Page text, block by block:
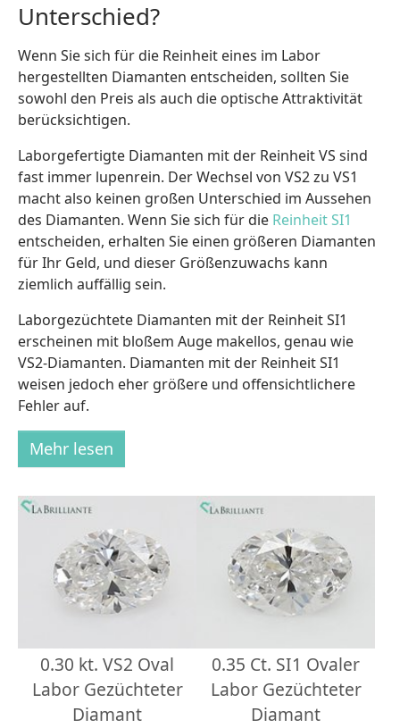
Unterschied?
Wenn Sie sich für die Reinheit eines im Labor
hergestellten Diamanten entscheiden, sollten Sie
sowohl den Preis als auch die optische Attraktivität
berücksichtigen.
Laborgefertigte Diamanten mit der Reinheit VS sind
fast immer lupenrein. Der Wechsel von VS2 zu VS1
macht also keinen großen Unterschied im Aussehen
des Diamanten. Wenn Sie sich für die Reinheit SI1
entscheiden, erhalten Sie einen größeren Diamanten
für Ihr Geld, und dieser Größenzuwachs kann
ziemlich auffällig sein.
Laborgezüchtete Diamanten mit der Reinheit SI1
erscheinen mit bloßem Auge makellos, genau wie
VS2-Diamanten. Diamanten mit der Reinheit SI1
weisen jedoch eher größere und offensichtlichere
Fehler auf.
Mehr lesen
0.30 kt. VS2 Oval
Labor Gezüchteter
Diamant
0.35 Ct. SI1 Ovaler
Labor Gezüchteter
Diamant